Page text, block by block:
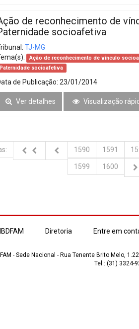
de reconhecimento de
socioafetiva
TJ-MG
Ação de reconhecimento de vínculo
Paternidade socioafetiva
de Publicação: 23/01/2014
Ver detalhes Visualização
1590 1591
1599 1600
Diretoria Entre em
- Sede Nacional - Rua Tenente Brito Melo,
Tel.: (31) 3324-